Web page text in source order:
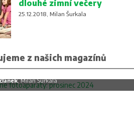
dlouhé zimní večery
25.12.2018, Milan Šurkala
z našich magazínů
fotoaparáty: prosinec
článek, Milan Šurkala